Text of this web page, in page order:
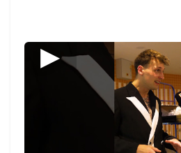
▶